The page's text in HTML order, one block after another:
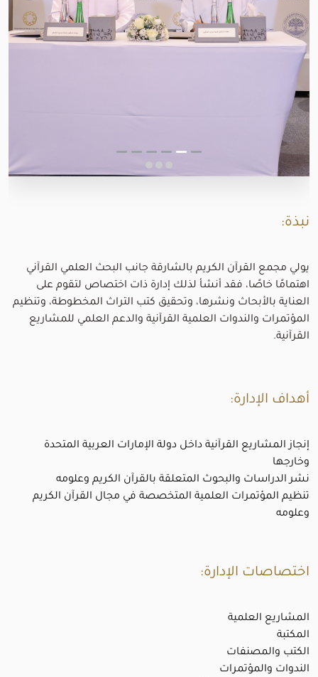
نبذة:
يولي مجمع القرآن الكريم بالشارقة جانب البحث العلمي القرآني
اهتمامًا خاصًا، فقد أنشأ لذلك إدارة ذات اختصاص لتقوم على
العناية بالأبحاث ونشرها، وتحقيق كتب التراث المخطوطة، وتنظيم
المؤتمرات والندوات العلمية القرآنية والدعم العلمي للمشاريع
القرآنية.
أهداف الإدارة:
إنجاز المشاريع القرآنية داخل دولة الإمارات العربية المتحدة
وخارجها
نشر الدراسات والبحوث المتعلقة بالقرآن الكريم وعلومه
تنظيم المؤتمرات العلمية المتخصصة في مجال القرآن الكريم
وعلومه
اختصاصات الإدارة:
المشاريع العلمية
المكتبة
الكتب والمصنفات
الندوات والمؤتمرات